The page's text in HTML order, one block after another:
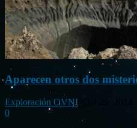
Aparecen otros dos
Exploración OVNI
Jul 29, 2014
0